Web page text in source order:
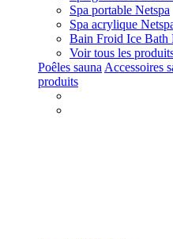
Spa portable Netspa
Spa acrylique
Bain Froid Ice Bath
Voir tous les
Poêles sauna Accessoires
produits